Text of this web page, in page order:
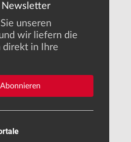
Newsletter
unseren
wir liefern die
direkt in Ihre
Abonnieren